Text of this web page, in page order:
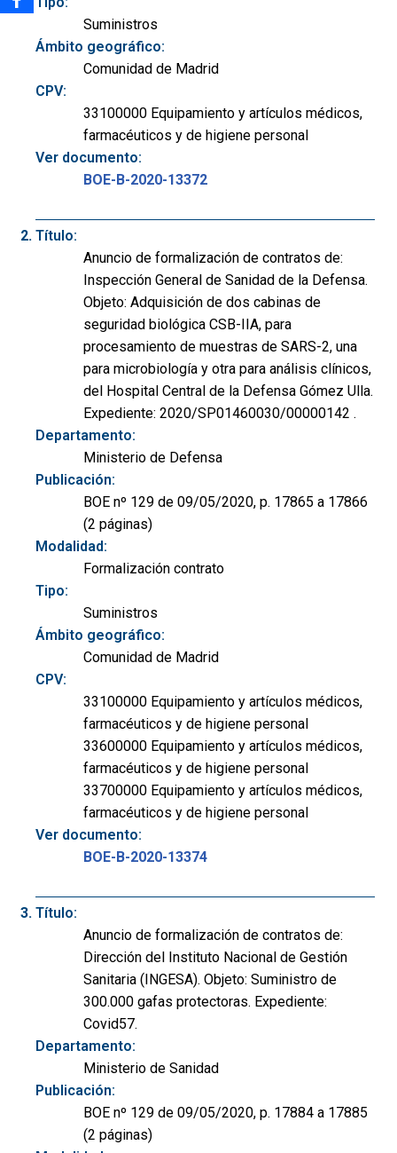
Suministros
Ámbito geográfico:
Comunidad de Madrid
CPV:
33100000 Equipamiento y artículos médicos,
farmacéuticos y de higiene personal
Ver documento:
BOE-B-2020-13372
Título:
Anuncio de formalización de contratos de:
Inspección General de Sanidad de la Defensa.
Objeto: Adquisición de dos cabinas de
seguridad biológica CSB-IIA, para
procesamiento de muestras de SARS-2, una
para microbiología y otra para análisis clínicos,
del Hospital Central de la Defensa Gómez Ulla.
Expediente: 2020/SP01460030/00000142 .
Departamento:
Ministerio de Defensa
Publicación:
BOE nº 129 de 09/05/2020, p. 17865 a 17866
(2 páginas)
Modalidad:
Formalización contrato
Tipo:
Suministros
Ámbito geográfico:
Comunidad de Madrid
CPV:
33100000 Equipamiento y artículos médicos,
farmacéuticos y de higiene personal
33600000 Equipamiento y artículos médicos,
farmacéuticos y de higiene personal
33700000 Equipamiento y artículos médicos,
farmacéuticos y de higiene personal
Ver documento:
BOE-B-2020-13374
Título:
Anuncio de formalización de contratos de:
Dirección del Instituto Nacional de Gestión
Sanitaria (INGESA). Objeto: Suministro de
300.000 gafas protectoras. Expediente:
Covid57.
Departamento:
Ministerio de Sanidad
Publicación:
BOE nº 129 de 09/05/2020, p. 17884 a 17885
(2 páginas)